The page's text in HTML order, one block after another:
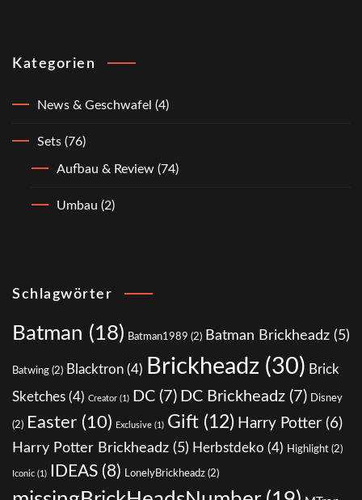
Kategorien
News & Geschwafel (4)
Sets (76)
Aufbau & Review (74)
Umbau (2)
Schlagwörter
Batman (18) Batman1989 (2) Batman Brickheadz (5)
Batwing (2) Blacktron (4) Brickheadz (30) Brick
Sketches (4) Creator (1) DC (7) DC Brickheadz (7) Disney
(2) Easter (10) Exclusive (1) Gift (12) Harry Potter (6)
Harry Potter Brickheadz (5) Herbstdeko (4) Highlight (2)
Iconic (1) IDEAS (8) LonelyBrickheadz (2)